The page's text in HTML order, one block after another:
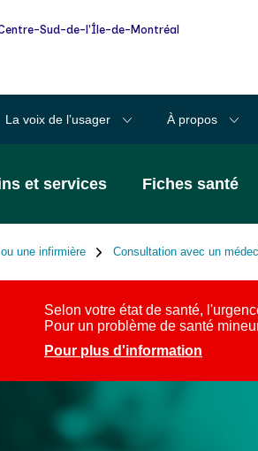
Sud-de-l'Île-de-Montréal
La voix de l’usager À propos
et services Fiches santé
une infirmière Consultation avec un
Selon votre état de santé,
Pour un problème de santé
Pour plus d'information